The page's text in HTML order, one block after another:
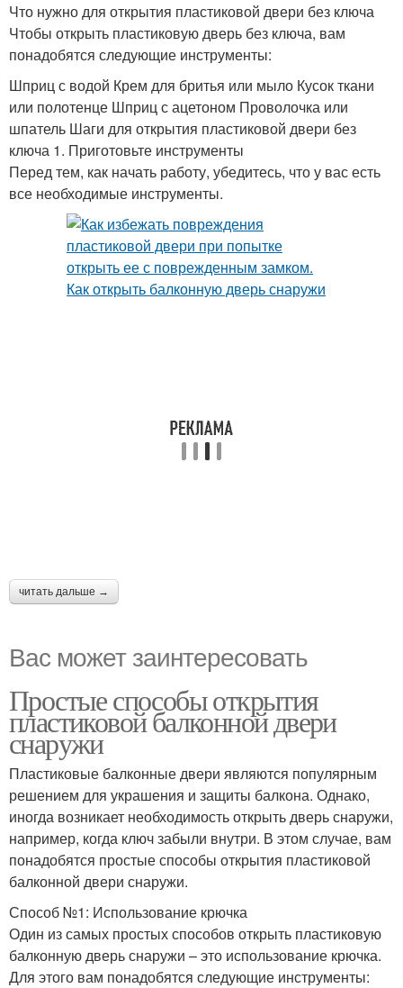
Что нужно для открытия пластиковой двери без ключа
Чтобы открыть пластиковую дверь без ключа, вам
понадобятся следующие инструменты:
Шприц с водой Крем для бритья или мыло Кусок ткани
или полотенце Шприц с ацетоном Проволочка или
шпатель Шаги для открытия пластиковой двери без
ключа 1. Приготовьте инструменты
Перед тем, как начать работу, убедитесь, что у вас есть
все необходимые инструменты.
читать дальше →
Вас может заинтересовать
Простые способы открытия
пластиковой балконной двери
снаружи
Пластиковые балконные двери являются популярным
решением для украшения и защиты балкона. Однако,
иногда возникает необходимость открыть дверь снаружи,
например, когда ключ забыли внутри. В этом случае, вам
понадобятся простые способы открытия пластиковой
балконной двери снаружи.
Способ №1: Использование крючка
Один из самых простых способов открыть пластиковую
балконную дверь снаружи – это использование крючка.
Для этого вам понадобятся следующие инструменты: